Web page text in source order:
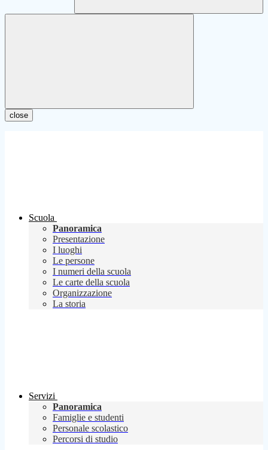
close
Scuola
Panoramica
Presentazione
I luoghi
Le persone
I numeri della scuola
Le carte della scuola
Organizzazione
La storia
Servizi
Panoramica
Famiglie e studenti
Personale scolastico
Percorsi di studio